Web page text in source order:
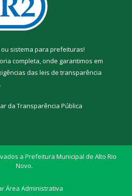
ou sistema para prefeituras!
completa, onde garantimos em
das leis de transparência
da Transparência Pública
a Prefeitura Municipal de Alto Rio
Novo.
Área Administrativa